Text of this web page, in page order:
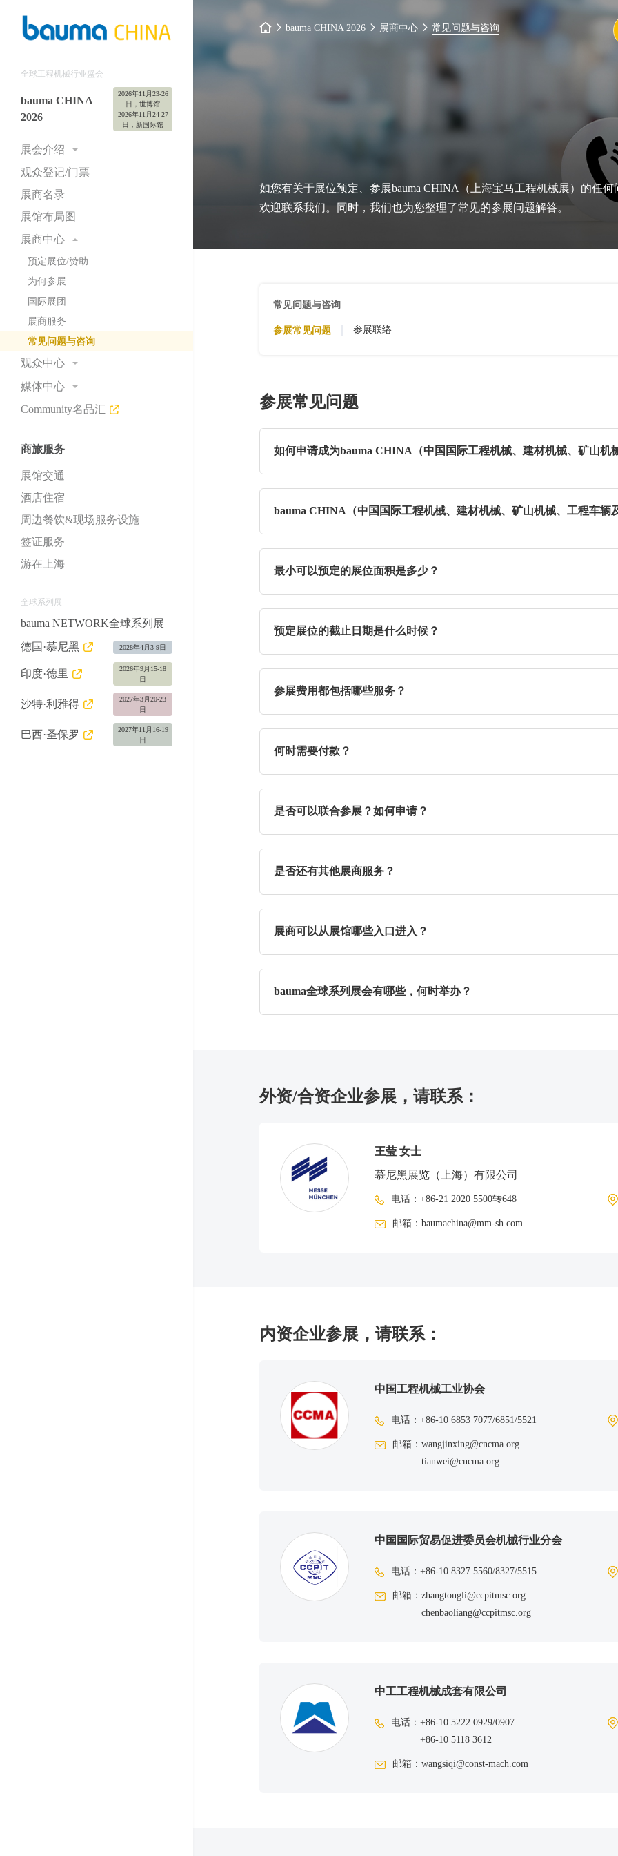
全球工程机械行业盛会
bauma CHINA
2026
2026年11月23-26
日，世博馆
2026年11月24-27
日，新国际馆
展会介绍
展会概况
主题展区
展会大数据
展会照片与视频
观众登记/门票
展商名录
展馆布局图
展商中心
预定展位/赞助
为何参展
国际展团
展商服务
常见问题与咨询
观众中心
为何参观
开放时间
常见问题与咨询
媒体中心
展会新闻
现场新闻中心&媒体服务
展会照片与视频
Community名品汇
商旅服务
展馆交通
酒店住宿
周边餐饮&现场服务设施
签证服务
游在上海
全球系列展
bauma NETWORK全球系列展
德国·慕尼黑
2028年4月3-9日
印度·德里
2026年9月15-18
日
沙特·利雅得
2027年3月20-23
日
巴西·圣保罗
2027年11月16-19
日
bauma CHINA 2026 展商中心 常见问题与咨询
如您有关于展位预定、参展bauma CHINA（上海宝马工程机械展）的任何
欢迎联系我们。同时，我们也为您整理了常见的参展问题解答。
常见问题与咨询
参展常见问题 参展联络
参展常见问题
如何申请成为bauma CHINA（中国国际工程机械、建材机械、矿山机
详细参展流程如下图：
bauma CHINA（中国国际工程机械、建材机械、矿山机械、工程车辆
最小可以预定的展位面积是多少？
预定展位的截止日期是什么时候？
展位提供，参展报名热线：021-2020 5500转648/846。
参展费用都包括哪些服务？
位面积。若您申请成功，所缴费用将涵盖以下服务：网站上展商名录
何时需要付款？
是否可以联合参展？如何申请？
代理和代表人等都不被认为是联合参展商。
是否还有其他展商服务？
部及周边广告等。您可以
点击此处
展商可以从展馆哪些入口进入？
1号入口大厅：位于芳甸路与龙阳路交叉口，可直接通往E1及W1馆
点击此处
查看展馆交通信息。
bauma全球系列展会有哪些，何时举办？
baumaCHINA（上海宝马工程机械展）
印度bauma CONEXPO INDIA
每2年举办一次，地点为印度 ·德里
下届展会时间：2026年9月15-18日
巴西M&T EXPO
外资/合资企业参展，请联系：
王莹 女士
慕尼黑展览（上海）有限公司
电话：+86-21 2020 5500转648
邮箱：baumachina@mm-sh.com
内资企业参展，请联系：
中国工程机械工业协会
电话：+86-10 6853 7077/6851/5521
邮箱：wangjinxing@cncma.org
tianwei@cncma.org
中国国际贸易促进委员会机械行业分会
电话：+86-10 8327 5560/8327/5515
邮箱：zhangtongli@ccpitmsc.org
chenbaoliang@ccpitmsc.org
中工工程机械成套有限公司
电话：+86-10 5222 0929/0907
+86-10 5118 3612
邮箱：wangsiqi@const-mach.com